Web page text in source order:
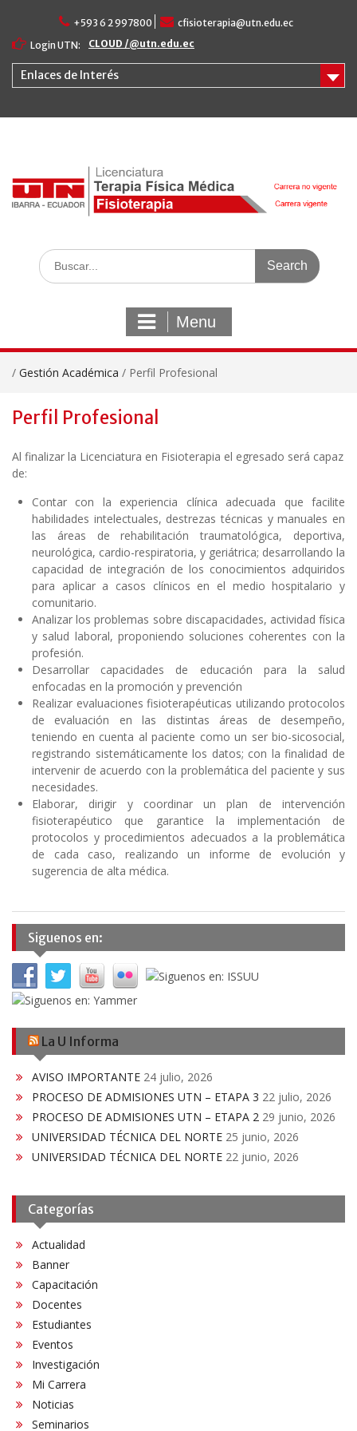
content
+593 6 2 997800
cfisioterapia@utn.edu.ec
Login UTN:
CLOUD /@utn.edu.ec
Enlaces de Interés
Search
for:
Menu
/ Gestión Académica / Perfil Profesional
Perfil Profesional
Al finalizar la Licenciatura en Fisioterapia el egresado será capaz
de:
Contar con la experiencia clínica adecuada que facilite
habilidades intelectuales, destrezas técnicas y manuales en
las áreas de rehabilitación traumatológica, deportiva,
neurológica, cardio-respiratoria, y geriátrica; desarrollando la
capacidad de integración de los conocimientos adquiridos
para aplicar a casos clínicos en el medio hospitalario y
comunitario.
Analizar los problemas sobre discapacidades, actividad física
y salud laboral, proponiendo soluciones coherentes con la
profesión.
Desarrollar capacidades de educación para la salud
enfocadas en la promoción y prevención
Realizar evaluaciones fisioterapéuticas utilizando protocolos
de evaluación en las distintas áreas de desempeño,
teniendo en cuenta al paciente como un ser bio-sicosocial,
registrando sistemáticamente los datos; con la finalidad de
intervenir de acuerdo con la problemática del paciente y sus
necesidades.
Elaborar, dirigir y coordinar un plan de intervención
fisioterapéutico que garantice la implementación de
protocolos y procedimientos adecuados a la problemática
de cada caso, realizando un informe de evolución y
sugerencia de alta médica.
Siguenos en:
La U Informa
AVISO IMPORTANTE 24 julio, 2026
PROCESO DE ADMISIONES UTN – ETAPA 3 22 julio, 2026
PROCESO DE ADMISIONES UTN – ETAPA 2 29 junio, 2026
UNIVERSIDAD TÉCNICA DEL NORTE 25 junio, 2026
UNIVERSIDAD TÉCNICA DEL NORTE 22 junio, 2026
Categorías
Actualidad
Banner
Capacitación
Docentes
Estudiantes
Eventos
Investigación
Mi Carrera
Noticias
Seminarios